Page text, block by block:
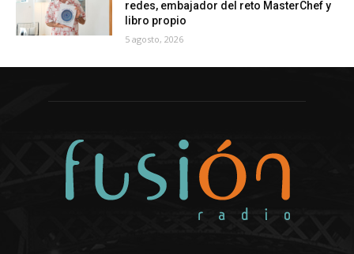
redes, embajador del reto MasterChef y
libro propio
5 agosto, 2026